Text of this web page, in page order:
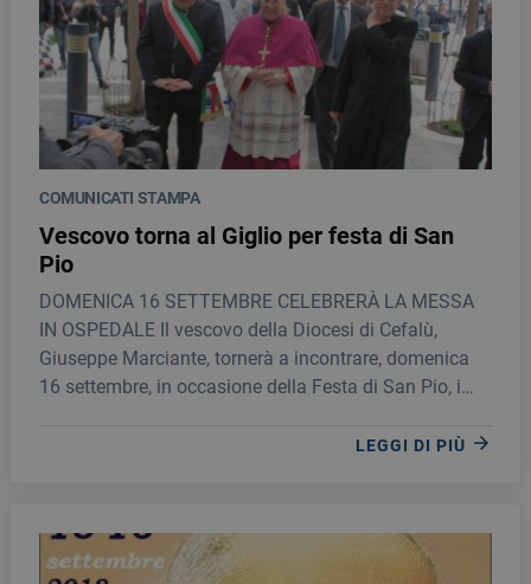
COMUNICATI STAMPA
Vescovo torna al Giglio per festa di San
Pio
DOMENICA 16 SETTEMBRE CELEBRERÀ LA MESSA
IN OSPEDALE Il vescovo della Diocesi di Cefalù,
Giuseppe Marciante, tornerà a incontrare, domenica
16 settembre, in occasione della Festa di San Pio, i
LEGGI DI PIÙ